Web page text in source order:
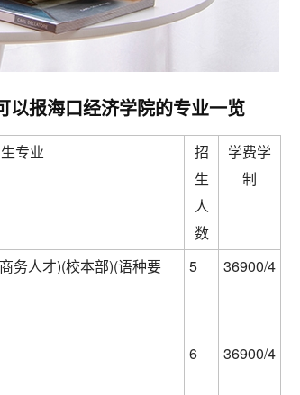
以报海口经济学院的专业一览
专业
招
生
人
数
学费学
制
务人才)(校本部)(语种要
5 36900/4
6 36900/4